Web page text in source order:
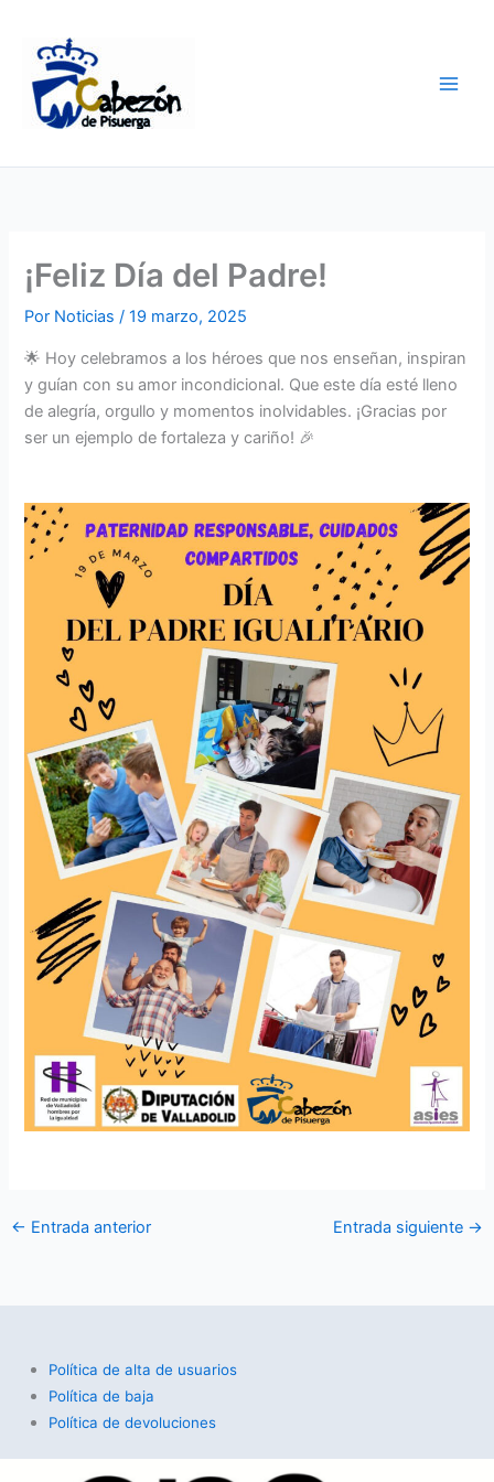
contenido
¡Feliz Día del Padre!
Por Noticias/19 marzo, 2025
🌟 Hoy celebramos a los héroes que nos enseñan, inspiran
y guían con su amor incondicional. Que este día esté lleno
de alegría, orgullo y momentos inolvidables. ¡Gracias por
ser un ejemplo de fortaleza y cariño! 🎉
← Entrada anterior Entrada siguiente →
Política de alta de usuarios
Política de baja
Política de devoluciones